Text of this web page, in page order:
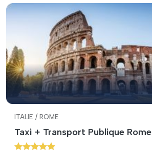
ITALIE / ROME
Taxi + Transport Publique Rome